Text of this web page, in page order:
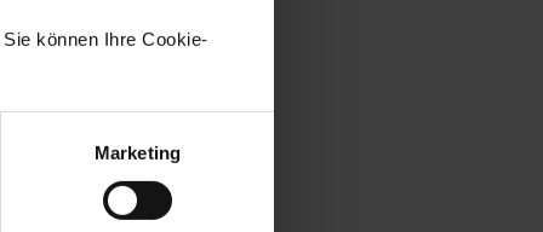
können Ihre Cookie-
Marketing
die Sie inenaio® webclient